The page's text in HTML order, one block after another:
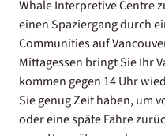
Whale Interpretive Centre
einen Spaziergang durch
Communities auf
Mittagessen bringt Sie Ihr
kommen gegen 14 Uhr
Sie genug Zeit haben, um
oder eine späte Fähre